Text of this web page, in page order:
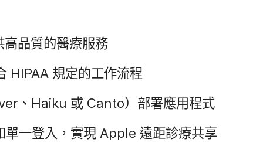
高品質​的​醫療​服務
HIPAA 規定​的​工作​流程
、 Haiku 或 Canto）部署​應用​程式
單一​登入，​實現 Apple 遠距​診療​共享​